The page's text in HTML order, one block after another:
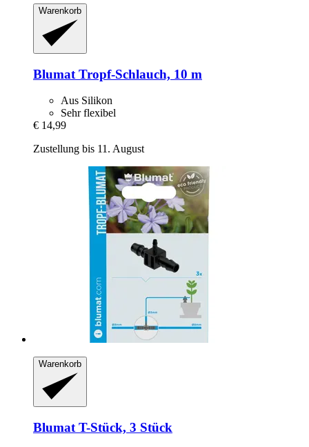
Warenkorb
Blumat Tropf-​Schlauch, 10 m
Aus Silikon
Sehr flexibel
€ 14,99
Zustellung bis 11. August
Warenkorb
Blumat T-​Stück, 3 Stück